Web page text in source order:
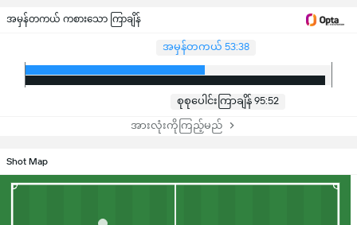
အမှန်တကယ် ကစားသော ကြာချိန်
အမှန်တကယ် 53:38
စုစုပေါင်းကြာချိန် 95:52
အားလုံးကိုကြည့်မည်
Shot Map